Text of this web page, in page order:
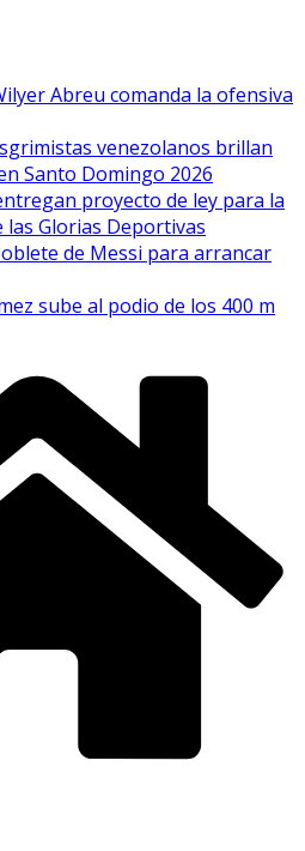
Abreu comanda la ofensiva
venezolanos brillan
Santo Domingo 2026
proyecto de ley para la
las Glorias Deportivas
de Messi para arrancar
sube al podio de los 400 m